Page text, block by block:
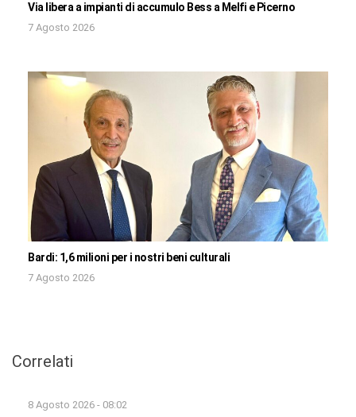
Via libera a impianti di accumulo Bess a Melfi e Picerno
7 Agosto 2026
Bardi: 1,6 milioni per i nostri beni culturali
7 Agosto 2026
Correlati
8 Agosto 2026 - 08:02